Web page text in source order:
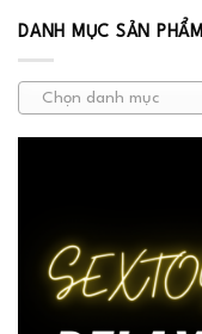
DANH MỤC SẢN PHẨM
Chọn danh mục